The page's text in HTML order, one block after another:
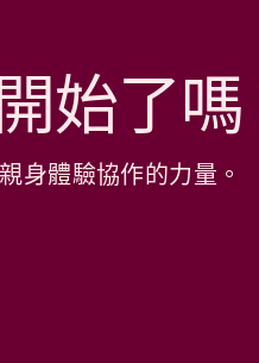
始了嗎
身體驗協作的力量。